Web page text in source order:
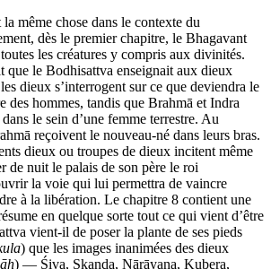
la même chose dans le contexte du
dès le premier chapitre, le Bhagavant
les créatures y compris aux divinités.
que le Bodhisattva enseignait aux dieux
dieux s’interrogent sur ce que deviendra le
des hommes, tandis que Brahmā et Indra
le sein d’une femme terrestre. Au
reçoivent le nouveau-né dans leurs bras.
dieux ou troupes de dieux incitent même
de nuit le palais de son père le roi
la voie qui lui permettra de vaincre
à la libération. Le chapitre 8 contient une
en quelque sorte tout ce qui vient d’être
vient-il de poser la plante de ses pieds
) que les images inanimées des dieux
) — Śiva, Skanda, Nārāyaṇa, Kubera,